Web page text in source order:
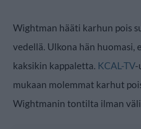
Wightman hääti karhun pois
vedellä. Ulkona hän huomasi,
kaksikin kappaletta. KCAL-TV-
mukaan molemmat karhut
Wightmanin tontilta ilman